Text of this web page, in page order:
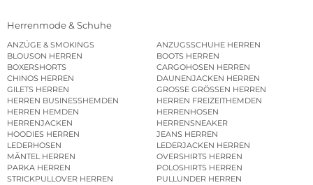
Herrenmode & Schuhe
ANZÜGE & SMOKINGS
ANZUGSSCHUHE HERREN
BLOUSON HERREN
BOOTS HERREN
BOXERSHORTS
CARGOHOSEN HERREN
CHINOS HERREN
DAUNENJACKEN HERREN
GILETS HERREN
GROSSE GRÖSSEN HERREN
HERREN BUSINESSHEMDEN
HERREN FREIZEITHEMDEN
HERREN HEMDEN
HERRENHOSEN
HERRENJACKEN
HERRENSNEAKER
HOODIES HERREN
JEANS HERREN
LEDERHOSEN
LEDERJACKEN HERREN
MÄNTEL HERREN
OVERSHIRTS HERREN
PARKA HERREN
POLOSHIRTS HERREN
STRICKPULLOVER HERREN
PULLUNDER HERREN